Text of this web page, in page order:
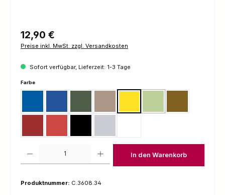
Regulärer Preis:
12,90 €
Preise inkl. MwSt. zzgl. Versandkosten
Sofort verfügbar, Lieferzeit: 1-3 Tage
Farbeauswählen
In den Warenkorb
Produktnummer: C.3608.34